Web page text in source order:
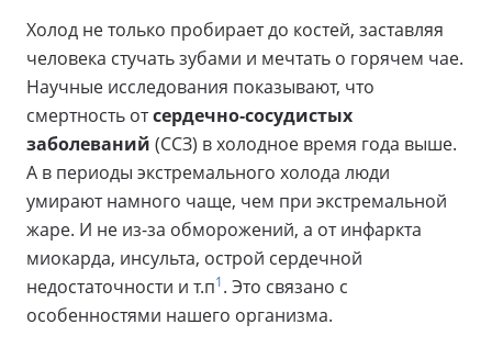
Холод не только пробирает до костей, заставляя
человека стучать зубами и мечтать о горячем чае.
Научные исследования показывают, что
смертность отсердечно-сосудистых
заболеваний (ССЗ) в холодное время года выше.
А в периоды экстремального холода люди
умирают намного чаще, чем при экстремальной
жаре. И не из-за обморожений, а от инфаркта
миокарда, инсульта, острой сердечной
недостаточности и т.п1. Это связано с
особенностями нашего организма.